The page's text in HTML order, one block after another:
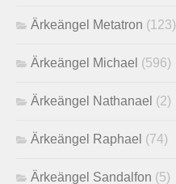
Ärkeängel Metatron (123)
Ärkeängel Michael (596)
Ärkeängel Nathanael (2)
Ärkeängel Raphael (74)
Ärkeängel Sandalfon (5)